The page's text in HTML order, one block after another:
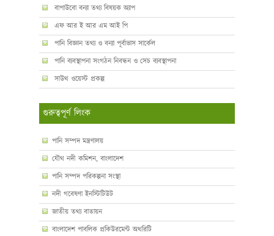
বাপাউবো বন্যা তথ্য বিষয়ক অ্যাপ
এফ আর ই আর এম আই পি
পানি বিজ্ঞান তথ্য ও বন্যা পূর্বাভাস সার্কেল
পানি ব্যবস্থাপনা সংগঠন নিবন্ধন ও সেচ ব্যবস্থাপনা
সাউথ ওয়েস্ট প্রকল্প
গুরুত্বপূর্ণ লিংক
পানি সম্পদ মন্ত্রণালয়
যৌথ নদী কমিশন, বাংলাদেশ
পানি সম্পদ পরিকল্পনা সংস্থা
নদী গবেষণা ইনস্টিটিউট
জাতীয় তথ্য বাতায়ন
বাংলাদেশ পাবলিক প্রকিউরমেন্ট অথরিটি